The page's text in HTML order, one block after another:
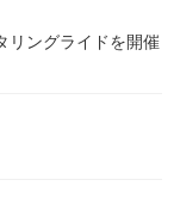
リングライドを開催